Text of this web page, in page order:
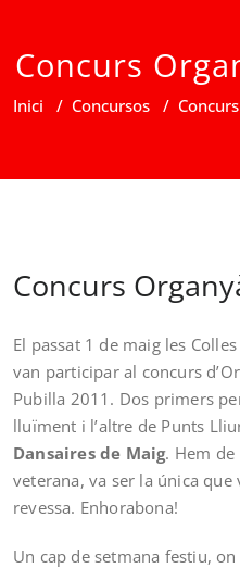
Concurs
Inici / Concursos /
Concurs
El passat 1 de maig les Colles
van participar al concurs
Pubilla 2011. Dos primers
lluïment i l’altre de Punts
Dansaires de Maig. Hem
veterana, va ser la única que
revessa. Enhorabona!
Un cap de setmana festiu,